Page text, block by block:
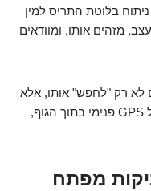
בלוטת התריס למין
מזהים אותו, ומוודאים
לא רק "לחפש" אותו, אלא
ממש לנטר אותו בזמן אמת. זה כמו לקבל GPS פנימי בתוך הגוף,
הקול: 3 טכניקות מפתח